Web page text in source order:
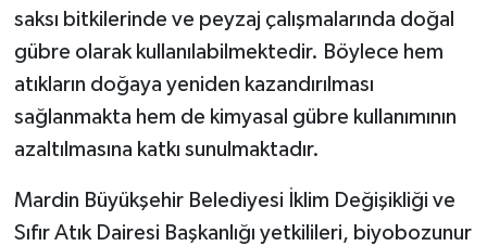
saksı bitkilerinde ve peyzaj çalışmalarında doğal
gübre olarak kullanılabilmektedir. Böylece hem
atıkların doğaya yeniden kazandırılması
sağlanmakta hem de kimyasal gübre kullanımının
azaltılmasına katkı sunulmaktadır.
Mardin Büyükşehir Belediyesi İklim Değişikliği ve
Sıfır Atık Dairesi Başkanlığı yetkilileri, biyobozunur